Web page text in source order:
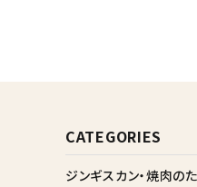
CATEGORIES
ジンギスカン・焼肉の